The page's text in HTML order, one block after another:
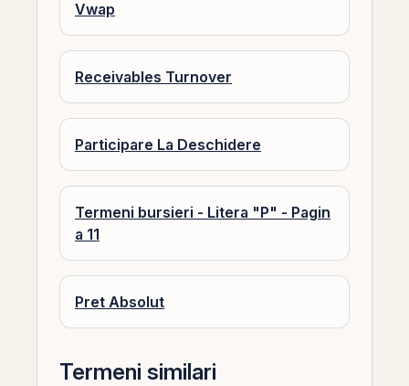
Vwap
Receivables Turnover
Participare La Deschidere
Termeni bursieri - Litera "P" - Pagin
a 11
Pret Absolut
Termeni similari